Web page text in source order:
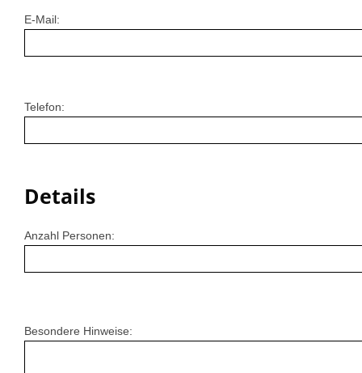
E-Mail:
Telefon:
Details
Anzahl Personen:
Besondere Hinweise: